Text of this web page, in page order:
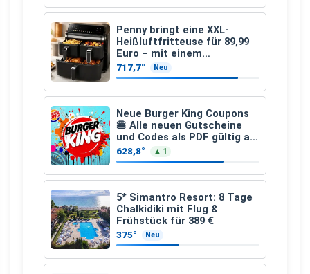
Penny bringt eine XXL-
Heißluftfritteuse für 89,99
Euro – mit einem
besonderen Vorteil
717,7° Neu
Neue Burger King Coupons
🍔 Alle neuen Gutscheine
und Codes als PDF gültig ab
25.07.2026 bis 04.09.2026
628,8° ▲ 1
5* Simantro Resort: 8 Tage
Chalkidiki mit Flug &
Frühstück für 389 €
375° Neu